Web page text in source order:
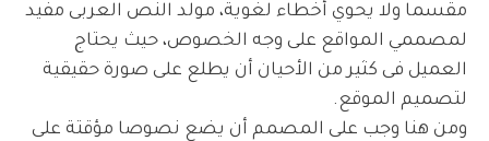
مقسما ولا يحوي أخطاء لغوية، مولد النص العربى مفيد
لمصممي المواقع على وجه الخصوص، حيث يحتاج
العميل فى كثير من الأحيان أن يطلع على صورة حقيقية
لتصميم الموقع.
ومن هنا وجب على المصمم أن يضع نصوصا مؤقتة على